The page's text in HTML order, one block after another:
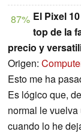
87% El Pixel
top de la
precio y
Origen:
Esto me ha
Es lógico que,
normal le
cuando lo he